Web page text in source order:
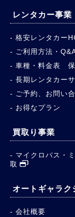
レンタカー事業
格安レンタカー
ご利用方法・
車種・料金表
長期レンタカー
ご予約、お問い
お得なプラン
買取り事業
マイクロバス・
取
オートギャラク
会社概要